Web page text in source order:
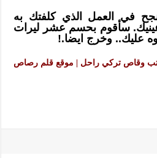
في العمل الذي كلفتك به
سأقوم بحسم عشر ليرات
عليك.. وخرج ايضا.!
وقاص تركي راحل | موقع قلم رصاص